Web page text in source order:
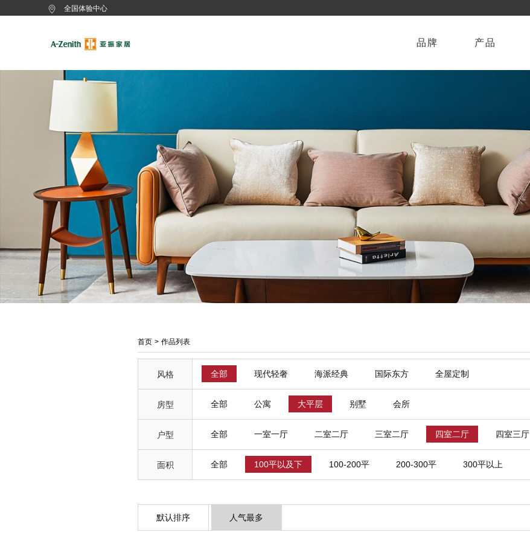
全国体验中心
品牌 产品
首页 > 作品列表
风格 全部 现代轻奢 海派经典 国际东方 全屋定制
房型 全部 公寓 大平层 别墅 会所
户型 全部 一室一厅 二室二厅 三室二厅 四室二厅 四室三厅
面积 全部 100平以及下 100-200平 200-300平 300平以上
默认排序 人气最多